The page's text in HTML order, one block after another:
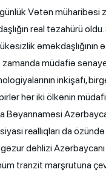
Vətən müharibəsi
real təzahürü
əməkdaşlığının
zamanda müdafiə
inkişafı,
hər iki ölkənin
Bəyannaməsi
reallıqları da
dəhlizi
tranzit marşrutuna